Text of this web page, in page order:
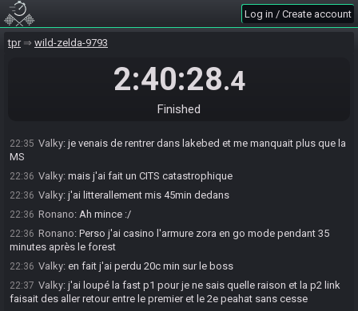
Log in / Create account
tpr wild-zelda-9793
2:40:28.4
Finished
22:34 in 1st place with a time of 2:40:08!
22:34 Valky#0547 hasfinishedin 2nd place with a time of 2:40:28!
22:34 Race finished in 2:40:28.4
c'est DNF pas done
j'ai missclick
22:35 Valky: je venais de rentrer dans lakebed et me manquait plus que la
MS
22:36 Valky: mais j'ai fait un CITS catastrophique
22:36 Valky: j'ai litterallement mis 45min dedans
22:36 Ronano: Ah mince :/
22:36 Ronano: Perso j'ai casino l'armure zora en go mode pendant 35
minutes après le forest
22:36 Valky: en fait j'ai perdu 20c min sur le boss
22:37 Valky: j'ai loupé la fast p1 pour je ne sais quelle raison et la p2 link
faisait des aller retour entre le premier et le 2e peahat sans cesse